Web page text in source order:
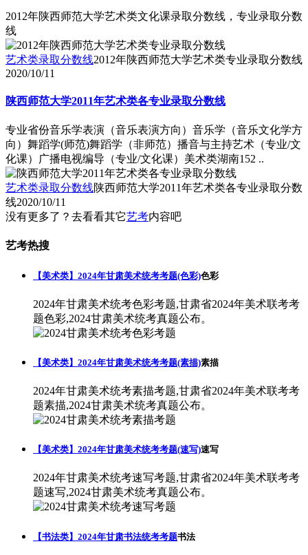
2012年陕西师范大学艺术类文化课录取分数线，专业录取分数
线
艺术类录取分数线2012年陕西师范大学艺术类专业录取分数线
2020/10/11
陕西师范大学2011年艺术类各专业录取分数线
专业省份音乐学表演（音乐表演方向）音乐学（音乐文化学方
向）舞蹈学(师范)舞蹈学（非师范）播音与主持艺术（专业/文
化课）广播电视编导（专业/文化课）美术类湖南152 ..
艺术类录取分数线陕西师范大学2011年艺术类各专业录取分数
线2020/10/11
没有更多了？去看看其它艺考内容吧
艺考热搜
【美术类】2024年甘肃美术统考考题(色彩)色彩
2024年甘肃美术统考色彩考题,甘肃省2024年美术联考考
题色彩,2024甘肃美术统考真题公布。
【美术类】2024年甘肃美术统考考题(素描)素描
2024年甘肃美术统考素描考题,甘肃省2024年美术联考考
题素描,2024甘肃美术统考真题公布。
【美术类】2024年甘肃美术统考考题(速写)速写
2024年甘肃美术统考速写考题,甘肃省2024年美术联考考
题速写,2024甘肃美术统考真题公布。
【书法类】2024年甘肃书法统考考题书法